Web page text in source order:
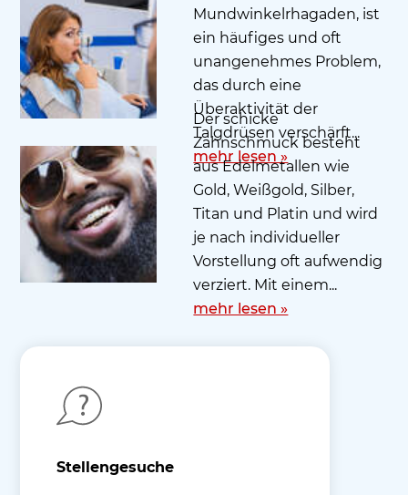
Mundwinkelrhagaden, ist
ein häufiges und oft
unangenehmes Problem,
das durch eine
Überaktivität der
Talgdrüsen verschärft...
mehr lesen »
Der schicke
Zahnschmuck besteht
aus Edelmetallen wie
Gold, Weißgold, Silber,
Titan und Platin und wird
je nach individueller
Vorstellung oft aufwendig
verziert. Mit einem...
mehr lesen »
Stellengesuche